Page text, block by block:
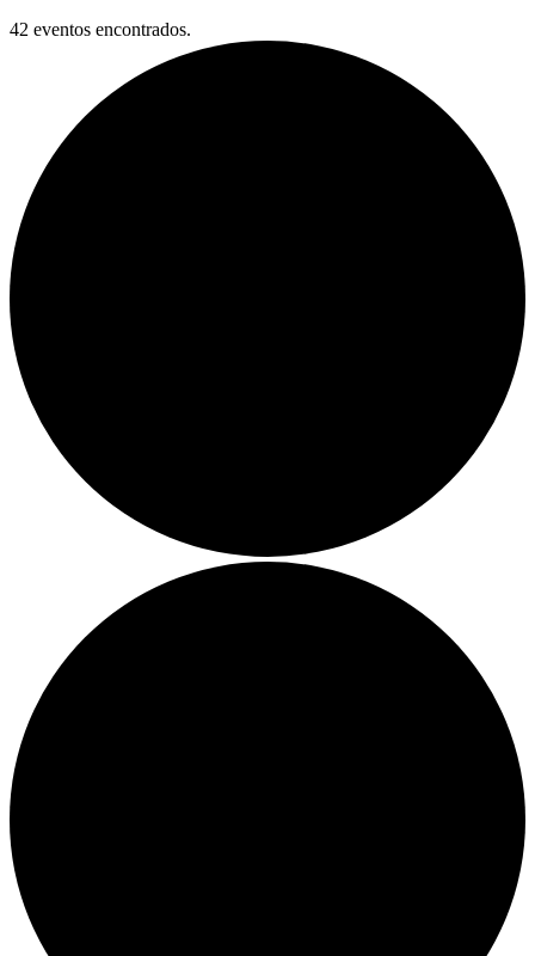
42 eventos encontrados.